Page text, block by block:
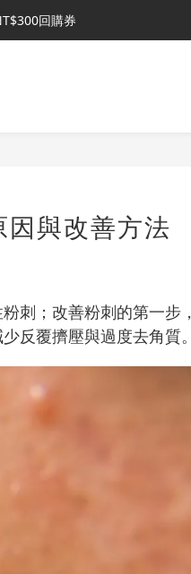
回購券
回購券
與改善方法
刺；改善粉刺的第一步
反覆擠壓與過度去角質。